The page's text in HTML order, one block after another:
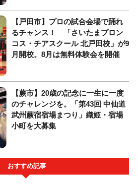
【戸田市】プロの試合会場で踊れ
るチャンス！ 「さいたまブロン
コス・チアスクール 北戸田校」が9
月開校。8月は無料体験会を開催
【蕨市】20歳の記念に一生に一度
のチャレンジを。「第43回 中仙道
武州蕨宿宿場まつり」織姫・宿場
小町を大募集
おすすめ記事